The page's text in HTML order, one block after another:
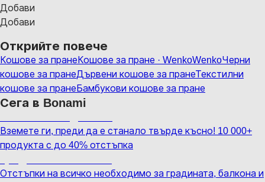
Добави
Добави
Открийте повече
Кошове за пране Кошове за пране · WenkoWenkoЧерни
кошове за пранеДървени кошове за пранеТекстилни
кошове за пране Бамбукови кошове за пране
Сега в Bonami
Вземете ги, преди да е станало твърде късно! 10 000+
продукта с до 40% отстъпка
Отстъпки на всичко необходимо за градината, балкона и